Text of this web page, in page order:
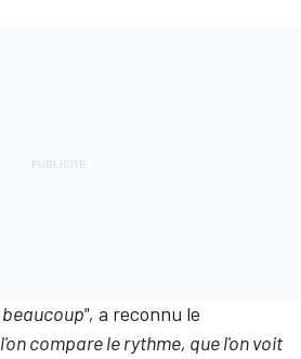
a reconnu le
compare le rythme, que l'on voit